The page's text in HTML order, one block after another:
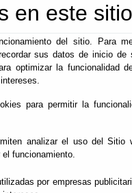
en este sitio
del sitio. Para
sus datos de inicio de
optimizar la funcionalidad
para permitir la
analizar el uso del Sitio
funcionamiento.
por empresas
Deportivas
DÍA
Del : 28/07/
Lugar:
Del : 28/07/
Tipo: Deportes